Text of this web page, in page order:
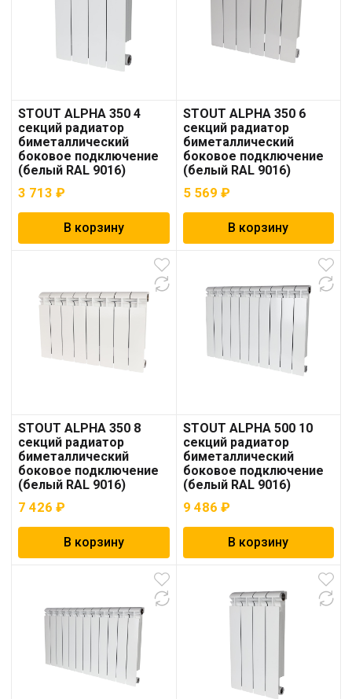
STOUT ALPHA 350 4
секций радиатор
биметаллический
боковое подключение
(белый RAL 9016)
3 713 ₽
В корзину
STOUT ALPHA 350 6
секций радиатор
биметаллический
боковое подключение
(белый RAL 9016)
5 569 ₽
В корзину
STOUT ALPHA 350 8
секций радиатор
биметаллический
боковое подключение
(белый RAL 9016)
7 426 ₽
В корзину
STOUT ALPHA 500 10
секций радиатор
биметаллический
боковое подключение
(белый RAL 9016)
9 486 ₽
В корзину